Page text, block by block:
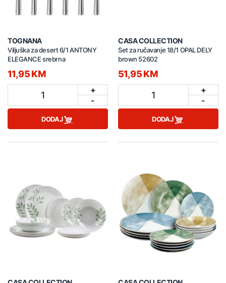
TOGNANA
Viljuška za desert 6/1 ANTONY
ELEGANCE srebrna
11,95 KM
1
+
-
DODAJ
CASA COLLECTION
Set za ručavanje 18/1 OPAL DELY
brown 52602
51,95 KM
1
+
-
DODAJ